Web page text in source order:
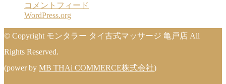
コメントフィード
WordPress.org
© Copyright モンタラー タイ古式マッサージ 亀戸店 All
Rights Reserved.
(power by MB THAi COMMERCE株式会社)